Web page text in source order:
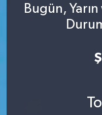
Bugün,
Foto Galeri
Süper Lig Puan
Son Dakika